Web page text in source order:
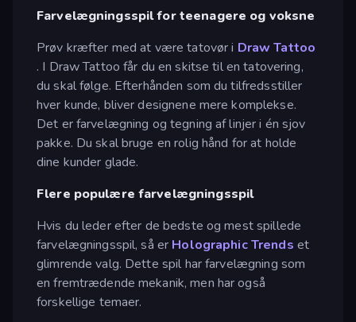
Farvelægningsspil for teenagere og voksne
Prøv kræfter med at være tatovør i Draw Tattoo
. I Draw Tattoo får du en skitse til en tatovering,
du skal følge. Efterhånden som du tilfredsstiller
hver kunde, bliver designene mere komplekse.
Det er farvelægning og tegning af linjer i én sjov
pakke. Du skal bruge en rolig hånd for at holde
dine kunder glade.
Flere populære farvelægningsspil
Hvis du leder efter de bedste og mest spillede
farvelægningsspil, så er Holographic Trends et
glimrende valg. Dette spil har farvelægning som
en fremtrædende mekanik, men har også
forskellige temaer.